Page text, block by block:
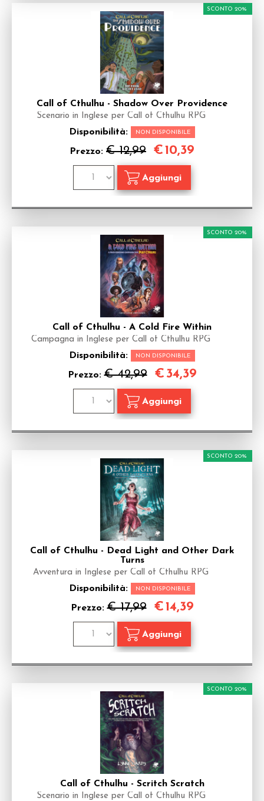
Call of Cthulhu - Shadow Over Providence
Scenario in Inglese per Call of Cthulhu RPG
Disponibilità: NON DISPONIBILE
Prezzo: € 12,99
SCONTO 20%
€10,39
Call of Cthulhu - A Cold Fire Within
Campagna in Inglese per Call of Cthulhu RPG
Disponibilità: NON DISPONIBILE
Prezzo:€ 42,99
SCONTO 20%
€ 34,39
Call of Cthulhu - Dead Light and Other Dark
Turns
Avventura in Inglese per Call of Cthulhu RPG
Disponibilità: NON DISPONIBILE
Prezzo:€ 17,99
SCONTO 20%
€14,39
Call of Cthulhu - Scritch Scratch
Scenario in Inglese per Call of Cthulhu RPG
SCONTO 20%